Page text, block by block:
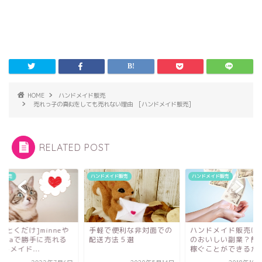
HOME
ハンドメイド販売
売れっ子の真似をしても売れない理由 [ハンドメイド販売]
RELATED POST
販売
とくだけ]minneや
で勝手に売れる
ドメイド...
ハンドメイド販売
手軽で便利な非対面での
配送方法５選
ハンドメイド販売
ハンドメイド販売は
のおいしい副業？簡
稼ぐことができるか